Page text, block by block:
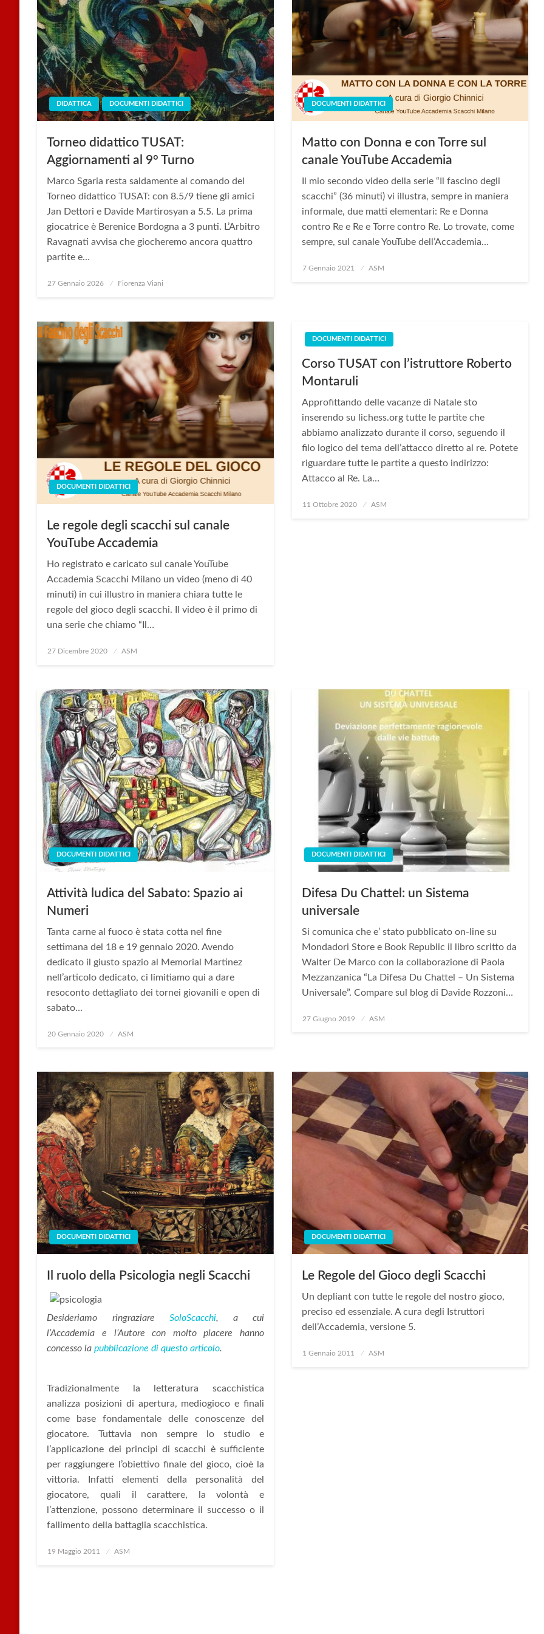
DIDATTICA DOCUMENTI DIDATTICI
Torneo didattico TUSAT:
Aggiornamenti al 9° Turno
Marco Sgaria resta saldamente al comando del
Torneo didattico TUSAT: con 8.5/9 tiene gli amici
Jan Dettori e Davide Martirosyan a 5.5. La prima
giocatrice è Berenice Bordogna a 3 punti. L’Arbitro
Ravagnati avvisa che giocheremo ancora quattro
partite e…
Posted
27 Gennaio 2026 Fiorenza Viani
DOCUMENTI DIDATTICI
Matto con Donna e con Torre sul
canale YouTube Accademia
Il mio secondo video della serie “Il fascino degli
scacchi” (36 minuti) vi illustra, sempre in maniera
informale, due matti elementari: Re e Donna
contro Re e Re e Torre contro Re. Lo trovate, come
sempre, sul canale YouTube dell’Accademia…
Posted
7 Gennaio 2021 ASM
DOCUMENTI DIDATTICI
Le regole degli scacchi sul canale
YouTube Accademia
Ho registrato e caricato sul canale YouTube
Accademia Scacchi Milano un video (meno di 40
minuti) in cui illustro in maniera chiara tutte le
regole del gioco degli scacchi. Il video è il primo di
una serie che chiamo “Il…
Posted
27 Dicembre 2020 ASM
DOCUMENTI DIDATTICI
Corso TUSAT con l’istruttore Roberto
Montaruli
Approfittando delle vacanze di Natale sto
inserendo su lichess.org tutte le partite che
abbiamo analizzato durante il corso, seguendo il
filo logico del tema dell’attacco diretto al re. Potete
riguardare tutte le partite a questo indirizzo:
Attacco al Re. La…
Posted
11 Ottobre 2020 ASM
DOCUMENTI DIDATTICI
Attività ludica del Sabato: Spazio ai
Numeri
Tanta carne al fuoco è stata cotta nel fine
settimana del 18 e 19 gennaio 2020. Avendo
dedicato il giusto spazio al Memorial Martinez
nell’articolo dedicato, ci limitiamo qui a dare
resoconto dettagliato dei tornei giovanili e open di
sabato…
Posted
20 Gennaio 2020 ASM
DOCUMENTI DIDATTICI
Difesa Du Chattel: un Sistema
universale
Si comunica che e’ stato pubblicato on-line su
Mondadori Store e Book Republic il libro scritto da
Walter De Marco con la collaborazione di Paola
Mezzanzanica “La Difesa Du Chattel – Un Sistema
Universale”. Compare sul blog di Davide Rozzoni…
Posted
27 Giugno 2019 ASM
DOCUMENTI DIDATTICI
Il ruolo della Psicologia negli Scacchi
Desideriamo ringraziare SoloScacchi, a cui
l’Accademia e l’Autore con molto piacere hanno
concesso lapubblicazione di questo articolo.
Tradizionalmente la letteratura scacchistica
analizza posizioni di apertura, mediogioco e finali
come base fondamentale delle conoscenze del
giocatore. Tuttavia non sempre lo studio e
l’applicazione dei principi di scacchi è sufficiente
per raggiungere l’obiettivo finale del gioco, cioè la
vittoria. Infatti elementi della personalità del
giocatore, quali il carattere, la volontà e
l’attenzione, possono determinare il successo o il
fallimento della battaglia scacchistica.
Posted
19 Maggio 2011 ASM
DOCUMENTI DIDATTICI
Le Regole del Gioco degli Scacchi
Un depliant con tutte le regole del nostro gioco,
preciso ed essenziale. A cura degli Istruttori
dell’Accademia, versione 5.
Posted
1 Gennaio 2011 ASM